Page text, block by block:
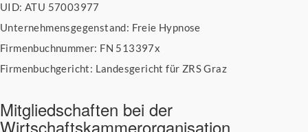
UID: ATU 57003977
Unternehmensgegenstand: Freie Hypnose
Firmenbuchnummer: FN 513397x
Firmenbuchgericht: Landesgericht für ZRS Graz
Mitgliedschaften bei der
Wirtschaftskammerorganisation